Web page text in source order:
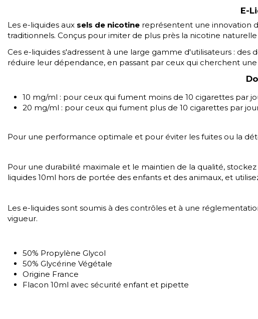
E-
Les e-liquides aux sels de nicotine représentent une innovation
traditionnels. Conçus pour imiter de plus près la nicotine
Ces e-liquides s'adressent à une large gamme d'utilisateurs :
réduire leur dépendance, en passant par ceux qui cherchent
10 mg/ml : pour ceux qui fument moins de 10 cigarettes par
20 mg/ml : pour ceux qui fument plus de 10 cigarettes par
Pour une performance optimale et pour éviter les fuites ou la
Pour une durabilité maximale et le maintien de la qualité,
liquides 10ml hors de portée des enfants et des animaux, et
Les e-liquides sont soumis à des contrôles et à une
vigueur.
50% Propylène Glycol
50% Glycérine Végétale
Origine France
Flacon 10ml avec sécurité enfant et pipette